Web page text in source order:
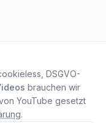
DSGVO-
brauchen wir
YouTube gesetzt
.